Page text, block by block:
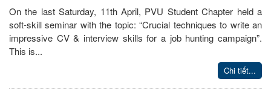
On the last Saturday, 11th April, PVU Student Chapter held a
soft-skill seminar with the topic: “Crucial techniques to write an
impressive CV & interview skills for a job hunting campaign”.
This is...
Chi tiết...